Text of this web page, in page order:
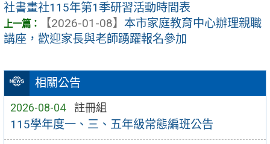
相關公告
2026-08-04 註冊組
115學年度一、三、五年級常態編班公告
社書畫社115年第1季研習活動時間表
【2026-01-08】 本市家庭教育中心辦理親職
講座，歡迎家長與老師踴躍報名參加